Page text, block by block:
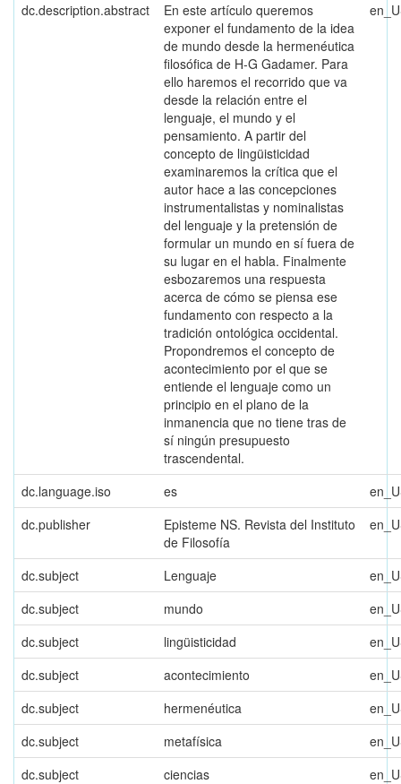
dc.description.abstract
En este artículo queremos
exponer el fundamento de la idea
de mundo desde la hermenéutica
filosófica de H-G Gadamer. Para
ello haremos el recorrido que va
desde la relación entre el
lenguaje, el mundo y el
pensamiento. A partir del
concepto de lingüisticidad
examinaremos la crítica que el
autor hace a las concepciones
instrumentalistas y nominalistas
del lenguaje y la pretensión de
formular un mundo en sí fuera de
su lugar en el habla. Finalmente
esbozaremos una respuesta
acerca de cómo se piensa ese
fundamento con respecto a la
tradición ontológica occidental.
Propondremos el concepto de
acontecimiento por el que se
entiende el lenguaje como un
principio en el plano de la
inmanencia que no tiene tras de
sí ningún presupuesto
trascendental.
dc.language.iso es
dc.publisher
Episteme NS. Revista del Instituto
de Filosofía
dc.subject Lenguaje
dc.subject
mundo
dc.subject
lingüisticidad
dc.subject
acontecimiento
dc.subject
hermenéutica
dc.subject
metafísica
dc.subject
ciencias